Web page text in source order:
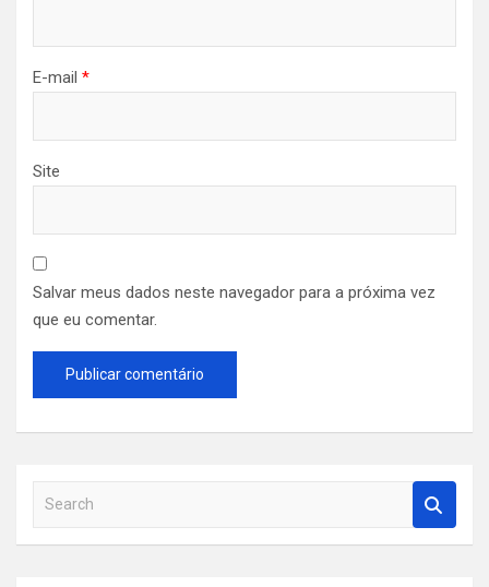
E-mail *
Site
Salvar meus dados neste navegador para a próxima vez
que eu comentar.
a